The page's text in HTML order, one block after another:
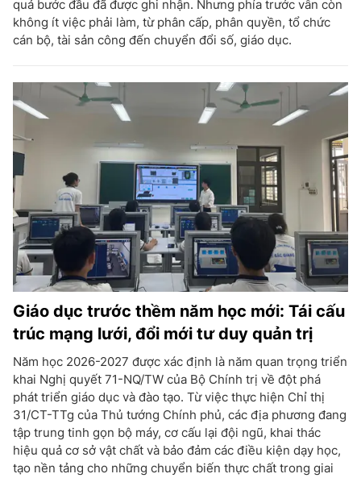
quả bước đầu đã được ghi nhận. Nhưng phía trước vẫn còn
không ít việc phải làm, từ phân cấp, phân quyền, tổ chức
cán bộ, tài sản công đến chuyển đổi số, giáo dục.
Giáo dục trước thềm năm học mới: Tái cấu
trúc mạng lưới, đổi mới tư duy quản trị
Năm học 2026-2027 được xác định là năm quan trọng triển
khai Nghị quyết 71-NQ/TW của Bộ Chính trị về đột phá
phát triển giáo dục và đào tạo. Từ việc thực hiện Chỉ thị
31/CT-TTg của Thủ tướng Chính phủ, các địa phương đang
tập trung tinh gọn bộ máy, cơ cấu lại đội ngũ, khai thác
hiệu quả cơ sở vật chất và bảo đảm các điều kiện dạy học,
tạo nền tảng cho những chuyển biến thực chất trong giai